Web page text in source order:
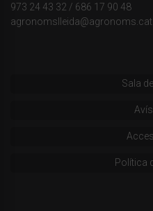
973 24 43 32 / 686 17 90 48
agronomslleida@agronoms.cat
Sala
Avís
Política